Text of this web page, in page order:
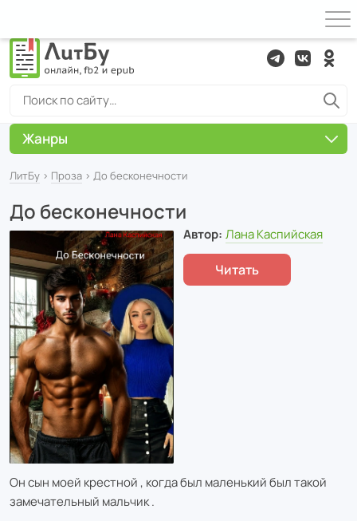
ЛитБу › Проза › До бесконечности
До бесконечности
Автор: Лана Каспийская
Читать
Он сын моей крестной , когда был маленький был такой
замечательный мальчик .
Жанры